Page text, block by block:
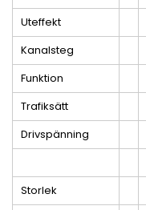
Uteffekt
Kanalsteg
Funktion
Trafiksätt
Drivspänning
Storlek